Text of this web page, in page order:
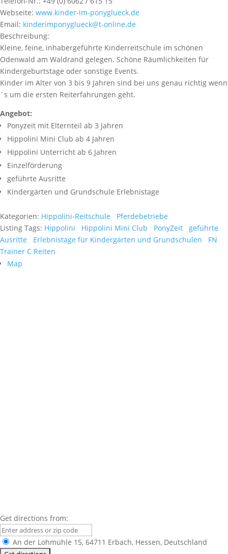
Webseite: www.kinder-im-ponyglueck.de
Email: kinderimponyglueck@t-online.de
Beschreibung:
Kleine, feine, inhabergeführte Kinderreitschule im schönen
Odenwald am Waldrand gelegen. Schöne Räumlichkeiten für
Kindergeburtstage oder sonstige Events.
Kinder im Alter von 3 bis 9 Jahren sind bei uns genau richtig wenn
´s um die ersten Reiterfahrungen geht.
Angebot:
Ponyzeit mit Elternteil ab 3 Jahren
Hippolini Mini Club ab 4 Jahren
Hippolini Unterricht ab 6 Jahren
Einzelförderung
geführte Ausritte
Kindergärten und Grundschule Erlebnistage
Kategorien: Hippolini-Reitschule
Pferdebetriebe
Listing Tags: Hippolini Hippolini Mini Club PonyZeit
geführte
Ausritte
Erlebnistage für Kindergärten und Grundschulen
FN
Trainer C Reiten
Map
Get directions from:
An der Lohmühle 15, 64711 Erbach, Hessen, Deutschland